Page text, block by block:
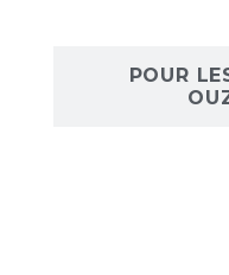
POUR